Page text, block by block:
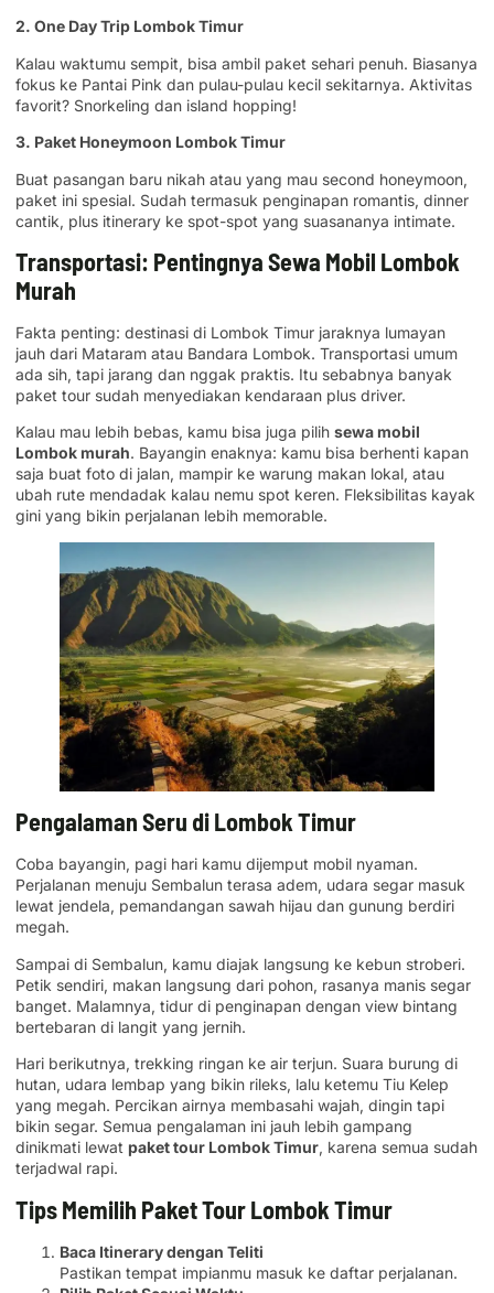
2. One Day Trip Lombok Timur
Kalau waktumu sempit, bisa ambil paket sehari penuh. Biasanya
fokus ke Pantai Pink dan pulau-pulau kecil sekitarnya. Aktivitas
favorit? Snorkeling dan island hopping!
3. Paket Honeymoon Lombok Timur
Buat pasangan baru nikah atau yang mau second honeymoon,
paket ini spesial. Sudah termasuk penginapan romantis, dinner
cantik, plus itinerary ke spot-spot yang suasananya intimate.
Transportasi: Pentingnya Sewa Mobil Lombok
Murah
Fakta penting: destinasi di Lombok Timur jaraknya lumayan
jauh dari Mataram atau Bandara Lombok. Transportasi umum
ada sih, tapi jarang dan nggak praktis. Itu sebabnya banyak
paket tour sudah menyediakan kendaraan plus driver.
Kalau mau lebih bebas, kamu bisa juga pilih sewa mobil
Lombok murah. Bayangin enaknya: kamu bisa berhenti kapan
saja buat foto di jalan, mampir ke warung makan lokal, atau
ubah rute mendadak kalau nemu spot keren. Fleksibilitas kayak
gini yang bikin perjalanan lebih memorable.
Pengalaman Seru di Lombok Timur
Coba bayangin, pagi hari kamu dijemput mobil nyaman.
Perjalanan menuju Sembalun terasa adem, udara segar masuk
lewat jendela, pemandangan sawah hijau dan gunung berdiri
megah.
Sampai di Sembalun, kamu diajak langsung ke kebun stroberi.
Petik sendiri, makan langsung dari pohon, rasanya manis segar
banget. Malamnya, tidur di penginapan dengan view bintang
bertebaran di langit yang jernih.
Hari berikutnya, trekking ringan ke air terjun. Suara burung di
hutan, udara lembap yang bikin rileks, lalu ketemu Tiu Kelep
yang megah. Percikan airnya membasahi wajah, dingin tapi
bikin segar. Semua pengalaman ini jauh lebih gampang
dinikmati lewat paket tour Lombok Timur, karena semua sudah
terjadwal rapi.
Tips Memilih Paket Tour Lombok Timur
Baca Itinerary dengan Teliti
Pastikan tempat impianmu masuk ke daftar perjalanan.